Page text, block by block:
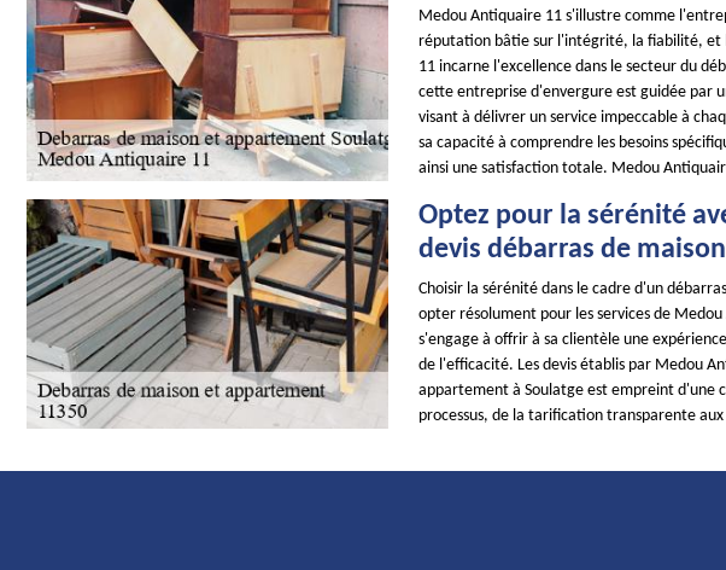
Medou Antiquaire 11 s'illustre comme
réputation bâtie sur l'intégrité, la fiabilité, et
11 incarne l'excellence dans le secteur du
cette entreprise d'envergure est guidée par
visant à délivrer un service impeccable à
sa capacité à comprendre les besoins
ainsi une satisfaction totale. Medou
Optez pour la sérénité
devis débarras de
Choisir la sérénité dans le cadre d'un
opter résolument pour les services de
s'engage à offrir à sa clientèle une
de l'efficacité. Les devis établis par Medou
appartement à Soulatge est empreint d'une
processus, de la tarification transparente